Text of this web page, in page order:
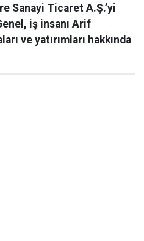
Sanayi Ticaret A.Ş.’yi
iş insanı Arif
ve yatırımları hakkında